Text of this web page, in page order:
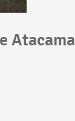
Atacama